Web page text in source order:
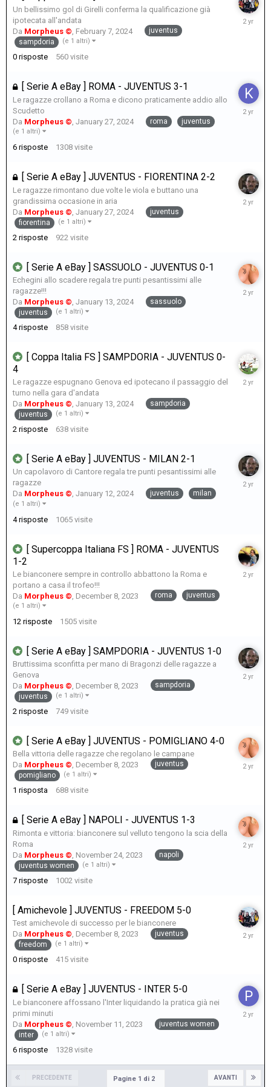
Un bellissimo gol di Girelli conferma la qualificazione già
ipotecata all'andata
Da Morpheus © February 7, 2024
juventus
sampdoria
(e 1 altri)
0 risposte 560 visite
February
[ Serie A eBay ] ROMA - JUVENTUS 3-1
Le ragazze crollano a Roma e dicono praticamente addio allo
Scudetto
Da Morpheus © January 27, 2024 roma juventus
(e 1 altri)
6 risposte 1308 visite
February
[ Serie A eBay ] JUVENTUS - FIORENTINA 2-2
Le ragazze rimontano due volte le viola e buttano una
grandissima occasione in aria
Da Morpheus ©, January 27, 2024
juventus
fiorentina
(e 1 altri)
2 risposte 922 visite
January
[ Serie A eBay ] SASSUOLO - JUVENTUS 0-1
Echegini allo scadere regala tre punti pesantissimi alle
ragazze!!!
Da Morpheus ©, January 13, 2024
sassuolo
juventus
(e 1 altri)
4 risposte 858 visite
January
[ Coppa Italia FS ] SAMPDORIA - JUVENTUS 0-
4
Le ragazze espugnano Genova ed ipotecano il passaggio del
turno nella gara d'andata
Da Morpheus ©, January 13, 2024
sampdoria
juventus
(e 1 altri)
2 risposte 638 visite
January
[ Serie A eBay ] JUVENTUS - MILAN 2-1
Un capolavoro di Cantore regala tre punti pesantissimi alle
ragazze
Da Morpheus ©, January 12, 2024 juventus milan
(e 1 altri)
4 risposte 1065 visite
January
[ Supercoppa Italiana FS ] ROMA - JUVENTUS
1-2
Le bianconere sempre in controllo abbattono la Roma e
portano a casa il trofeo!!!
Da Morpheus © December 8, 2023 roma juventus
(e 1 altri)
12 risposte 1505 visite
January
[ Serie A eBay ] SAMPDORIA - JUVENTUS 1-0
Bruttissima sconfitta per mano di Bragonzi delle ragazze a
Genova
Da Morpheus © December 8, 2023
sampdoria
juventus
(e 1 altri)
2 risposte 749 visite
[ Serie A eBay ] JUVENTUS - POMIGLIANO 4-0
Bella vittoria delle ragazze che regolano le campane
Da Morpheus © December 8, 2023
juventus
pomigliano
(e 1 altri)
1 risposta 688 visite
[ Serie A eBay ] NAPOLI - JUVENTUS 1-3
Rimonta e vittoria: bianconere sul velluto tengono la scia della
Roma
Da Morpheus © November 24, 2023
napoli
juventus women
(e 1 altri)
7 risposte 1002 visite
[ Amichevole ] JUVENTUS - FREEDOM 5-0
Test amichevole di successo per le bianconere
Da Morpheus ©, December 8, 2023
juventus
freedom
(e 1 altri)
0 risposte 415 visite
[ Serie A eBay ] JUVENTUS - INTER 5-0
Le bianconere affossano l'Inter liquidando la pratica già nei
primi minuti
Da Morpheus ©, November 11, 2023
juventus women
inter
(e 1 altri)
6 risposte 1328 visite
PRECEDENTE AVANTI
Pagine 1 di 2